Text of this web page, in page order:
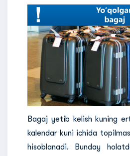
Bagaj yetib kelish kuning
kalendar kuni ichida
hisoblanadi. Bunday